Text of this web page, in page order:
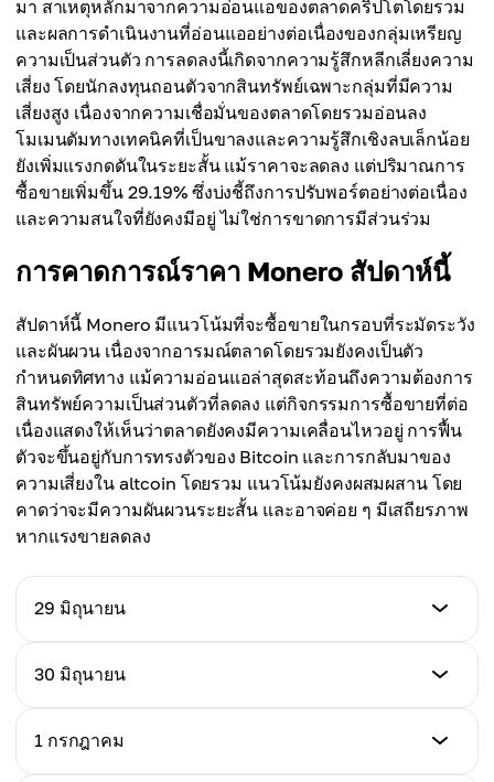
มา สาเหตุหลักมาจากความอ่อนแอของตลาดคริปโตโดยรวม
และผลการดำเนินงานที่อ่อนแออย่างต่อเนื่องของกลุ่มเหรียญ
ความเป็นส่วนตัว การลดลงนี้เกิดจากความรู้สึกหลีกเลี่ยงความ
เสี่ยง โดยนักลงทุนถอนตัวจากสินทรัพย์เฉพาะกลุ่มที่มีความ
เสี่ยงสูง เนื่องจากความเชื่อมั่นของตลาดโดยรวมอ่อนลง
โมเมนตัมทางเทคนิคที่เป็นขาลงและความรู้สึกเชิงลบเล็กน้อย
ยังเพิ่มแรงกดดันในระยะสั้น แม้ราคาจะลดลง แต่ปริมาณการ
ซื้อขายเพิ่มขึ้น 29.19% ซึ่งบ่งชี้ถึงการปรับพอร์ตอย่างต่อเนื่อง
และความสนใจที่ยังคงมีอยู่ ไม่ใช่การขาดการมีส่วนร่วม
การคาดการณ์ราคา Monero สัปดาห์นี้
สัปดาห์นี้ Monero มีแนวโน้มที่จะซื้อขายในกรอบที่ระมัดระวัง
และผันผวน เนื่องจากอารมณ์ตลาดโดยรวมยังคงเป็นตัว
กำหนดทิศทาง แม้ความอ่อนแอล่าสุดสะท้อนถึงความต้องการ
สินทรัพย์ความเป็นส่วนตัวที่ลดลง แต่กิจกรรมการซื้อขายที่ต่อ
เนื่องแสดงให้เห็นว่าตลาดยังคงมีความเคลื่อนไหวอยู่ การฟื้น
ตัวจะขึ้นอยู่กับการทรงตัวของ Bitcoin และการกลับมาของ
ความเสี่ยงใน altcoin โดยรวม แนวโน้มยังคงผสมผสาน โดย
คาดว่าจะมีความผันผวนระยะสั้น และอาจค่อย ๆ มีเสถียรภาพ
หากแรงขายลดลง
29 มิถุนายน
ราคา (USD)
$308.99
การเปลี่ยนแปลงรายวัน %
30 มิถุนายน
ราคา (USD)
1 กรกฎาคม